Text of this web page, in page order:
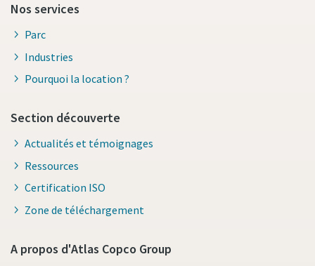
Nos services
Parc
Industries
Pourquoi la location ?
Section découverte
Actualités et témoignages
Ressources
Certification ISO
Zone de téléchargement
A propos d'Atlas Copco Group